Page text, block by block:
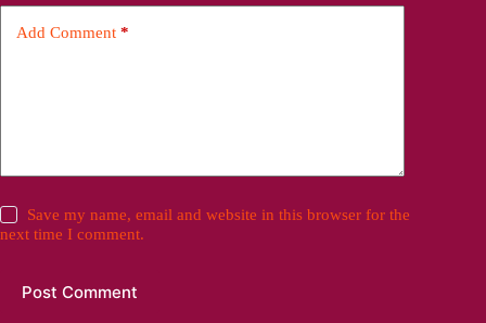
Add Comment *
Save my name, email and website in this browser for the
next time I comment.
Post Comment